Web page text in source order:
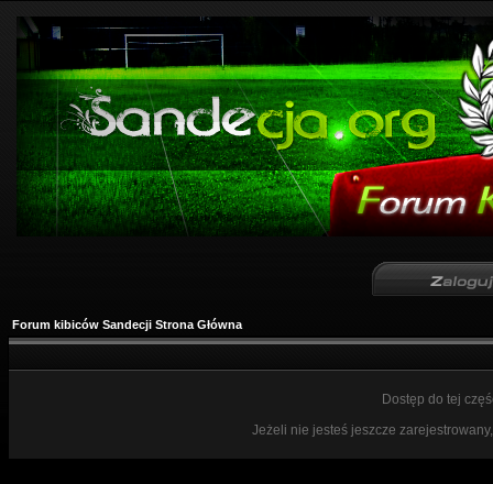
Forum kibiców Sandecji Strona Główna
Dostęp do tej
Jeżeli nie jesteś jeszcze